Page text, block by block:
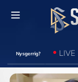
Nysgerrig? LIVE